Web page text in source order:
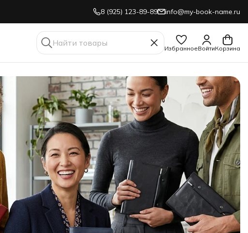
8 (925) 123-89-89 info@my-book-name.ru
ИзбранноеВойтиКорзина